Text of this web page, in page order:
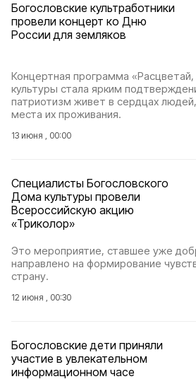
Богословские культработники
провели концерт ко Дню
России для земляков
Концертная программа
культуры стала ярким
патриотизм живет в сердцах
места их проживания.
13 июня , 00:00
Специалисты Богословского
Дома культуры провели
Всероссийскую акцию
«Триколор»
Это мероприятие, ставшее уже
направлено на формирование
страну.
12 июня , 00:30
Богословские дети приняли
участие в увлекательном
информационном часе